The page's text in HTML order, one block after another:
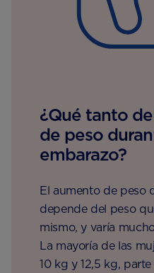
¿Qué tanto
de peso
embarazo?
El aumento de peso
depende del peso
mismo, y varía
La mayoría de las
10 kg y 12,5 kg,